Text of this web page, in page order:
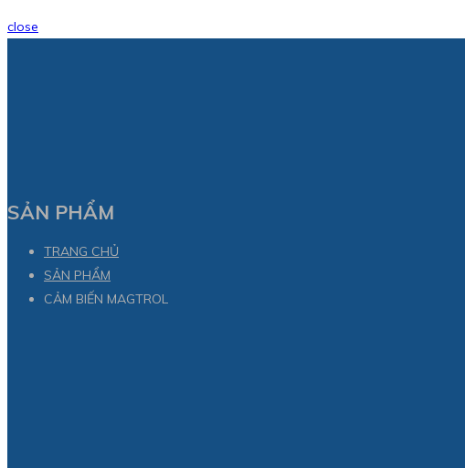
close
SẢN PHẨM
TRANG CHỦ
SẢN PHẨM
CẢM BIẾN MAGTROL